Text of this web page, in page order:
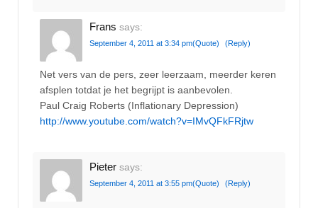
Frans says:
September 4, 2011 at 3:34 pm(Quote) (Reply)
Net vers van de pers, zeer leerzaam, meerder keren
afsplen totdat je het begrijpt is aanbevolen.
Paul Craig Roberts (Inflationary Depression)
http://www.youtube.com/watch?v=IMvQFkFRjtw
Pieter says:
September 4, 2011 at 3:55 pm(Quote) (Reply)